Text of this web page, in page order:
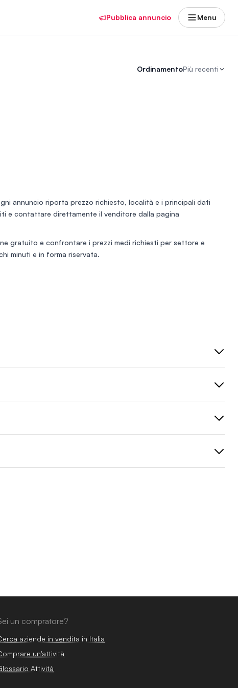
Pubblica annuncio Menu
OrdinamentoPiù recenti
annuncio riporta prezzo richiesto, località e i principali dati
e contattare direttamente il venditore dalla pagina
gratuito e confrontare i prezzi medi richiesti per settore e
minuti e in forma riservata.
un compratore?
aziende in vendita in Italia
un'attività
Attività